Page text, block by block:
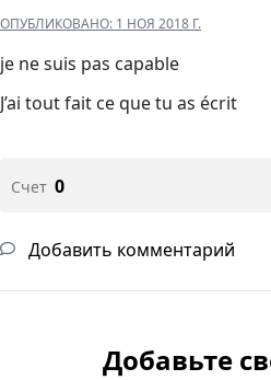
ОПУБЛИКОВАНО: 1 НОЯ 2018 Г.
je ne suis pas capable
J’ai tout fait ce que tu as écrit
Счет 0
Добавить комментарий
Добавьте